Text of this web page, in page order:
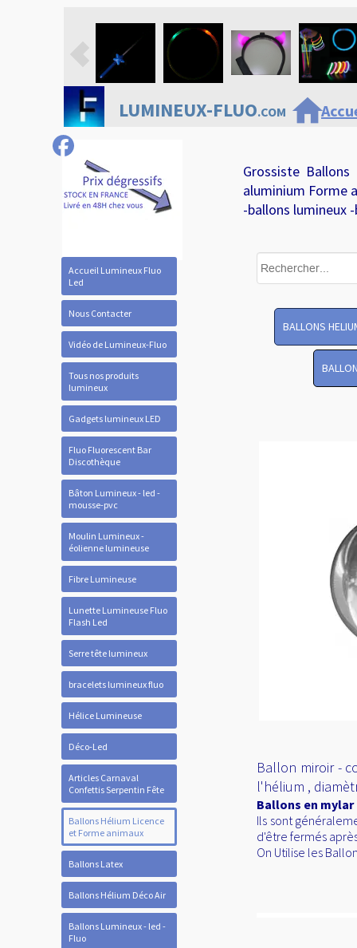
Accueil Lumineux Fluo
Led
Nous Contacter
Vidéo de Lumineux-Fluo
Tous nos produits
lumineux
Gadgets lumineux LED
Fluo Fluorescent Bar
Discothèque
Bâton Lumineux - led -
mousse-pvc
Moulin Lumineux -
éolienne lumineuse
Fibre Lumineuse
Lunette Lumineuse Fluo
Flash Led
Serre tête lumineux
bracelets lumineux fluo
Hélice Lumineuse
Déco-Led
Articles Carnaval
Confettis Serpentin Fête
Ballons Hélium Licence
et Forme animaux
Ballons Latex
Ballons Hélium Déco Air
Ballons Lumineux - led -
Fluo
LUMINEUX-FLUO.COMhome
Grossiste
aluminium Forme
-ballons lumineux
BALLONS
Ballon miroir -
l'hélium ,
Ballons en
Ils sont
d'être fermés
On Utilise les